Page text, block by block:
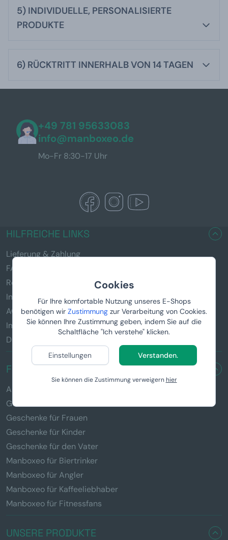
Cookies
Für Ihre komfortable Nutzung unseres E-Shops
benötigen wir Zustimmung zur Verarbeitung von Cookies.
Sie können Ihre Zustimmung geben, indem Sie auf die
Schaltfläche "Ich verstehe" klicken.
Einstellungen Verstanden.
Sie können die Zustimmung verweigernhier
5) INDIVIDUELLE, PERSONALISIERTE
PRODUKTE
6) RÜCKTRITT INNERHALB VON 14 TAGEN
+49 781 95633083
info@manboxeo.de
Mo-Fr 8:30-17 Uhr
HILFREICHE LINKS
Lieferung & Zahlung
FAQ
Reklamation und Rückgabe von Waren
Informationen zu den Geschenken
AGB
Impressum
Datenschutz
FÜR WEN SUCHEN SIE EIN GESCHENK?
Alle Geschenke
Geschenke für Männer
Geschenke für Frauen
Geschenke für Kinder
Geschenke für den Vater
Manboxeo für Biertrinker
Manboxeo für Angler
Manboxeo für Kaffeeliebhaber
Manboxeo für Fitnessfans
UNSERE PRODUKTE